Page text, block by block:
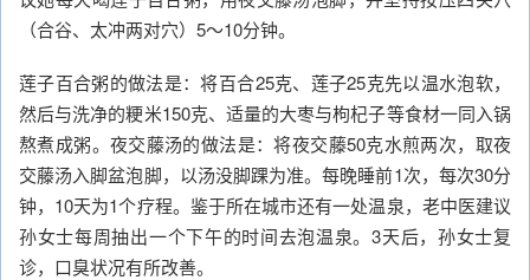
（合谷、太冲两对穴）5～10分钟。
莲子百合粥的做法是：将百合25克、莲子25克先以温水泡软，
然后与洗净的粳米150克、适量的大枣与枸杞子等食材一同入锅
熬煮成粥。夜交藤汤的做法是：将夜交藤50克水煎两次，取夜
交藤汤入脚盆泡脚，以汤没脚踝为准。每晚睡前1次，每次30分
钟，10天为1个疗程。鉴于所在城市还有一处温泉，老中医建议
孙女士每周抽出一个下午的时间去泡温泉。3天后，孙女士复
诊，口臭状况有所改善。